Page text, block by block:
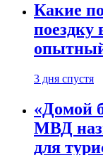
Какие
поездку
3 дня спустя
«Домой
МВД
для